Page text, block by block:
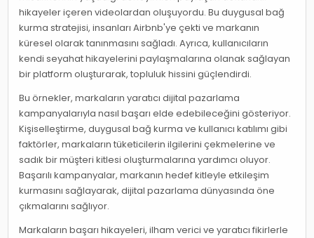
hikayeler içeren videolardan oluşuyordu. Bu duygusal bağ
kurma stratejisi, insanları Airbnb'ye çekti ve markanın
küresel olarak tanınmasını sağladı. Ayrıca, kullanıcıların
kendi seyahat hikayelerini paylaşmalarına olanak sağlayan
bir platform oluşturarak, topluluk hissini güçlendirdi.
Bu örnekler, markaların yaratıcı dijital pazarlama
kampanyalarıyla nasıl başarı elde edebileceğini gösteriyor.
Kişiselleştirme, duygusal bağ kurma ve kullanıcı katılımı gibi
faktörler, markaların tüketicilerin ilgilerini çekmelerine ve
sadık bir müşteri kitlesi oluşturmalarına yardımcı oluyor.
Başarılı kampanyalar, markanın hedef kitleyle etkileşim
kurmasını sağlayarak, dijital pazarlama dünyasında öne
çıkmalarını sağlıyor.
Markaların başarı hikayeleri, ilham verici ve yaratıcı fikirlerle